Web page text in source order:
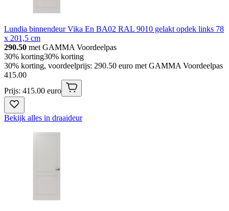
Lundia binnendeur Vika En BA02 RAL 9010 gelakt opdek links 78
x 201,5 cm
290.50 met GAMMA Voordeelpas
30% korting30% korting
30% korting, voordeelprijs: 290.50 euro met GAMMA Voordeelpas
415.00
Prijs: 415.00 euro
Bekijk alles in draaideur